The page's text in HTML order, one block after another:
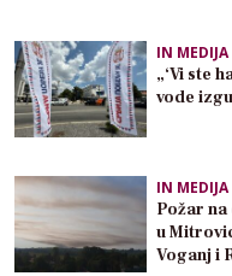
IN MEDIJA
„‘Vi ste
vode
IN MEDIJA
Požar
u
Voganj i